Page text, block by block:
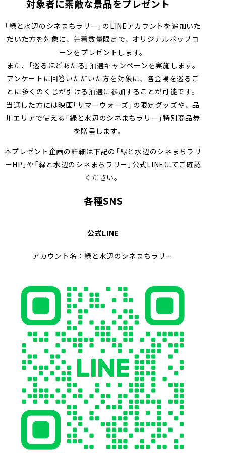
対象者に素敵な景品をプレゼント
「緑と水辺のシネまちラリー」のLINEアカウントを追加いた
だいた方を対象に、先着数量限定で、オリジナルポップコ
ーンをプレゼントします。
また、「巡るほどあたる」抽選キャンペーンを実施します。
アンケートに回答いただいた方を対象に、各会場を巡るご
とに多くのくじが引ける抽選に参加することが可能です。
当選した方には映画「サマーウォーズ」の限定グッズや、品
川エリアで使える「緑と水辺のシネまちラリー」特別商品券
を贈呈します。
本プレゼント企画の詳細は下記の「緑と水辺のシネまちラリ
ーHP」や「緑と水辺のシネまちラリー」公式LINEにてご確認
ください。
各種SNS
公式LINE
アカウント名：緑と水辺のシネまちラリー